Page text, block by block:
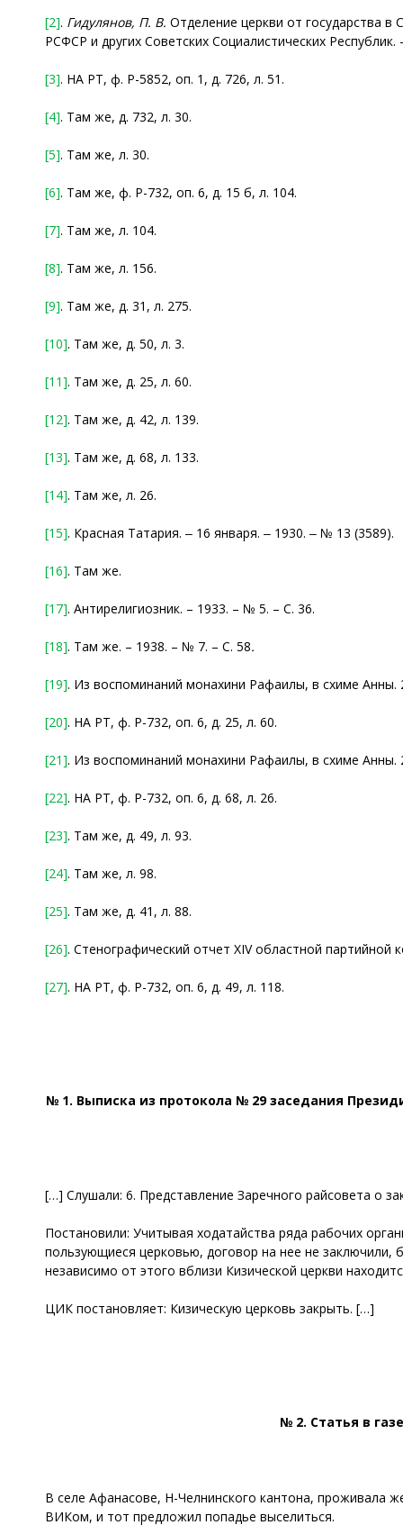
[2]. Гидулянов, П. В. Отделение церкви от государства
РСФСР и других Советских Социалистических
[3]. НА РТ, ф. Р-5852, оп. 1, д. 726, л. 51.
[4]. Там же, д. 732, л. 30.
[5]. Там же, л. 30.
[6]. Там же, ф. Р-732, оп. 6, д. 15 б, л. 104.
[7]. Там же, л. 104.
[8]. Там же, л. 156.
[9]. Там же, д. 31, л. 275.
[10]. Там же, д. 50, л. 3.
[11]. Там же, д. 25, л. 60.
[12]. Там же, д. 42, л. 139.
[13]. Там же, д. 68, л. 133.
[14]. Там же, л. 26.
[15]. Красная Татария. ‒ 16 января. ‒ 1930. ‒ № 13 (3589).
[16]. Там же.
[17]. Антирелигиозник. – 1933. – № 5. – С. 36.
[18]. Там же. – 1938. – № 7. – С. 58.
[19]. Из воспоминаний монахини Рафаилы, в схиме Анны.
[20]. НА РТ, ф. Р-732, оп. 6, д. 25, л. 60.
[21]. Из воспоминаний монахини Рафаилы, в схиме Анны.
[22]. НА РТ, ф. Р-732, оп. 6, д. 68, л. 26.
[23]. Там же, д. 49, л. 93.
[24]. Там же, л. 98.
[25]. Там же, д. 41, л. 88.
[26]. Стенографический отчет XIV областной партийной
[27]. НА РТ, ф. Р-732, оп. 6, д. 49, л. 118.
№ 1. Выписка из протокола № 29 заседания
[…] Слушали: 6. Представление Заречного райсовета о
Постановили: Учитывая ходатайства ряда рабочих
пользующиеся церковью, договор на нее не
независимо от этого вблизи Кизической церкви
ЦИК постановляет: Кизическую церковь закрыть. […]
№ 2. Статья в
В селе Афанасове, Н-Челнинского кантона, проживала
ВИКом, и тот предложил попадье выселиться.